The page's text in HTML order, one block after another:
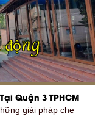
Quận 3 TPHCM
giải pháp che